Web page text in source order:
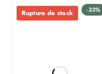
-33%
Rupture de stock